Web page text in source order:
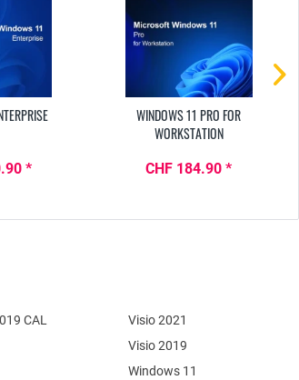
*
WINDOWS 11 PRO FOR
WORKSTATION
CHF 184.90 *
CAL
Visio 2021
Visio 2019
Windows 11